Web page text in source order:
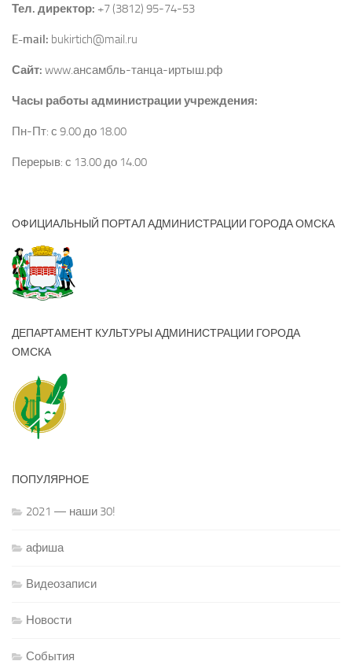
Тел. директор: +7 (3812) 95-74-53
E-mail: bukirtich@mail.ru
Сайт: www.ансамбль-танца-иртыш.рф
Часы работы администрации учреждения:
Пн-Пт: с 9.00 до 18.00
Перерыв: с 13.00 до 14.00
ОФИЦИАЛЬНЫЙ ПОРТАЛ АДМИНИСТРАЦИИ ГОРОДА ОМСКА
ДЕПАРТАМЕНТ КУЛЬТУРЫ АДМИНИСТРАЦИИ ГОРОДА
ОМСКА
ПОПУЛЯРНОЕ
2021 — наши 30!
афиша
Видеозаписи
Новости
События